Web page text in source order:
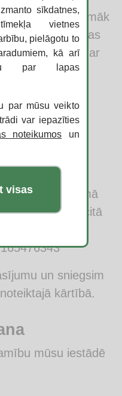
turpmāk
saturu, kas
sazināties ar
uzlabot šīs
vai
šajā paziņojumā
saturu citā
e-pastā
un sniegsim
kārtībā.
mūsu iestādē
sīkdatnes,
vietnes
pielāgotu to
kā arī
par lapas
par mūsu veikto
var iepazīties
noteikumos un
visas